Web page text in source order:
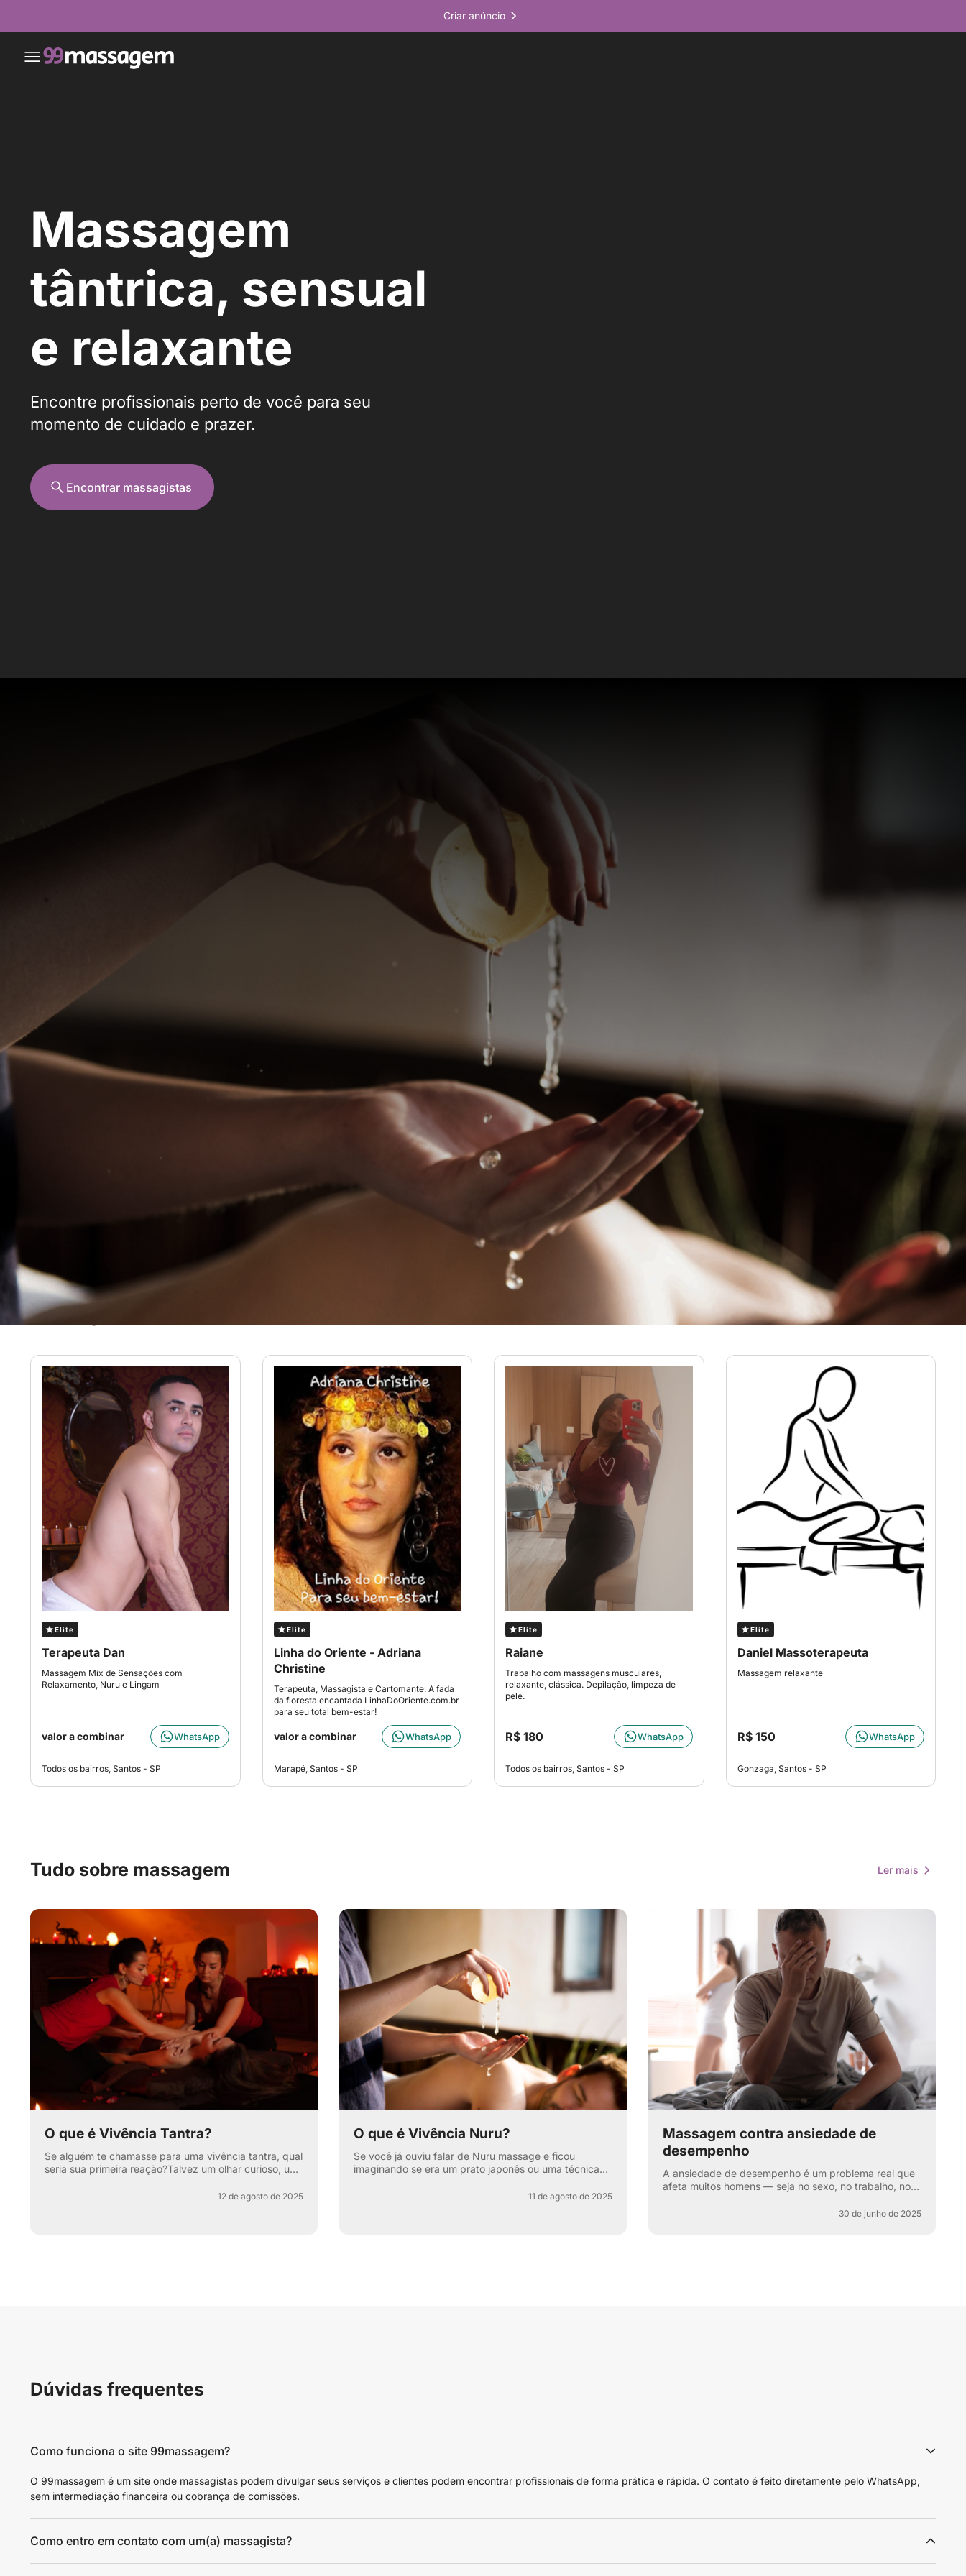
Criar anúncio
Massagem
tântrica, sensual
e relaxante
Encontre profissionais perto de você para seu
momento de cuidado e prazer.
Encontrar massagistas
Elite
R$150 1h Relaxante
MIX DE MASSAGEM 360⁰ PREMIUM - MIX DE
MASSAGENS. Várias técnicas em todo o
corpo. Relaxante R$150 1h - Tântrica R$250
República, São Paulo - SP
Roh Mattos Massagista
Depilação íntima, depilação masculina,
massagem sensual, nuru, tântrica e vivência
mútua
valor a combinar WhatsApp
Vila Mariana, São Paulo - SP
Monique massagem anti-stress
Massagistas em Santos - SP Ver mais
Elite
Terapeuta Dan
Massagem Mix de Sensações com
Relaxamento, Nuru e Lingam
valor a combinar WhatsApp
Todos os bairros, Santos - SP
Elite
Linha do Oriente - Adriana
Christine
Terapeuta, Massagista e Cartomante. A fada
da floresta encantada LinhaDoOriente.com.br
para seu total bem-estar!
valor a combinar WhatsApp
Marapé, Santos - SP
Elite
Raiane
Trabalho com massagens musculares,
relaxante, clássica. Depilação, limpeza de
pele.
R$ 180 WhatsApp
Todos os bairros, Santos - SP
Elite
Daniel Massoterapeuta
Massagem relaxante
R$ 150 WhatsApp
Gonzaga, Santos - SP
Tudo sobre massagem Ler mais
O que é Vivência Tantra?
Se alguém te chamasse para uma vivência tantra, qual
seria sua primeira reação?Talvez um olhar curioso, um
12 de agosto de 2025
O que é Vivência Nuru?
Se você já ouviu falar de Nuru massage e ficou
imaginando se era um prato japonês ou uma técnica
11 de agosto de 2025
Massagem contra ansiedade de
desempenho
A ansiedade de desempenho é um problema real que
afeta muitos homens — seja no sexo, no trabalho, nos
30 de junho de 2025
Dúvidas frequentes
Como funciona o site 99massagem?
O 99massagem é um site onde massagistas podem divulgar seus serviços e clientes podem encontrar profissionais de forma prática e rápida. O contato é feito diretamente pelo WhatsApp,
sem intermediação financeira ou cobrança de comissões.
Como entro em contato com um(a) massagista?